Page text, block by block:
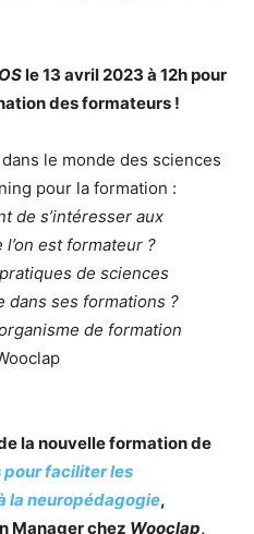
le 13 avril 2023 à 12h pour
des formateurs !
le monde des sciences
pour la formation :
de s’intéresser aux
est formateur ?
de sciences
dans ses formations ?
de formation
la nouvelle formation de
pour faciliter les
la neuropédagogie,
Manager chez Wooclap,